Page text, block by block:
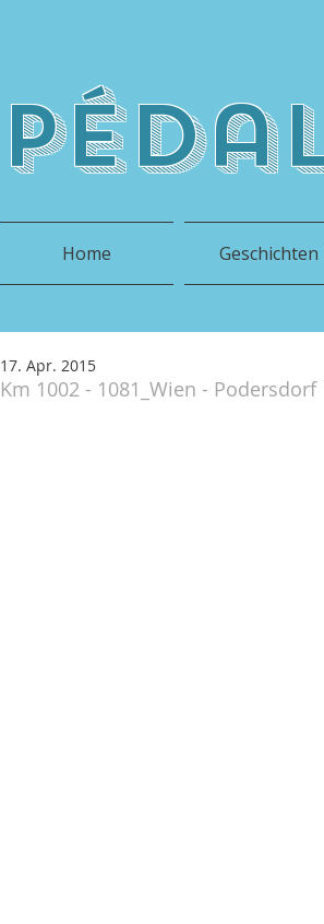
Home Geschichten
Km 1002 - 1081_Wien - Podersdorf
17. Apr. 2015